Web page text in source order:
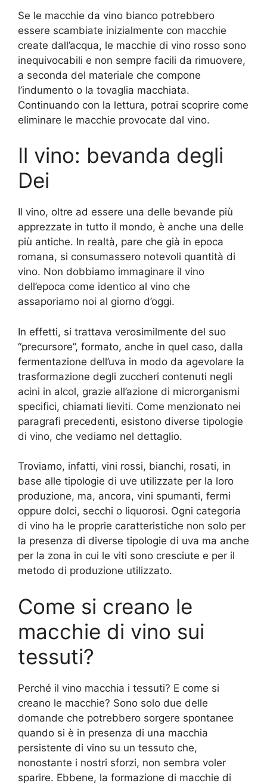
Se le macchie da vino bianco potrebbero
essere scambiate inizialmente con macchie
create dall’acqua, le macchie di vino rosso sono
inequivocabili e non sempre facili da rimuovere,
a seconda del materiale che compone
l’indumento o la tovaglia macchiata.
Continuando con la lettura, potrai scoprire come
eliminare le macchie provocate dal vino.
Il vino: bevanda degli
Dei
Il vino, oltre ad essere una delle bevande più
apprezzate in tutto il mondo, è anche una delle
più antiche. In realtà, pare che già in epoca
romana, si consumassero notevoli quantità di
vino. Non dobbiamo immaginare il vino
dell’epoca come identico al vino che
assaporiamo noi al giorno d’oggi.
In effetti, si trattava verosimilmente del suo
“precursore”, formato, anche in quel caso, dalla
fermentazione dell’uva in modo da agevolare la
trasformazione degli zuccheri contenuti negli
acini in alcol, grazie all’azione di microrganismi
specifici, chiamati lieviti. Come menzionato nei
paragrafi precedenti, esistono diverse tipologie
di vino, che vediamo nel dettaglio.
Troviamo, infatti, vini rossi, bianchi, rosati, in
base alle tipologie di uve utilizzate per la loro
produzione, ma, ancora, vini spumanti, fermi
oppure dolci, secchi o liquorosi. Ogni categoria
di vino ha le proprie caratteristiche non solo per
la presenza di diverse tipologie di uva ma anche
per la zona in cui le viti sono cresciute e per il
metodo di produzione utilizzato.
Come si creano le
macchie di vino sui
tessuti?
Perché il vino macchia i tessuti? E come si
creano le macchie? Sono solo due delle
domande che potrebbero sorgere spontanee
quando si è in presenza di una macchia
persistente di vino su un tessuto che,
nonostante i nostri sforzi, non sembra voler
sparire. Ebbene, la formazione di macchie di